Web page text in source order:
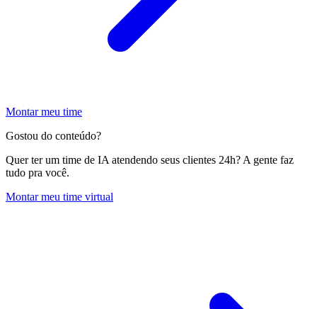
Montar meu time
Gostou do conteúdo?
Quer ter um time de IA atendendo seus clientes 24h? A gente faz
tudo pra você.
Montar meu time virtual